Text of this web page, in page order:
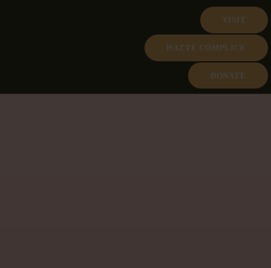
VISIT
HAZTE CÓMPLICE
DONATE